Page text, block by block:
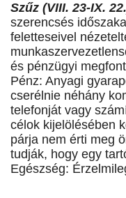
Szűz (VIII. 23-IX.
szerencsés
feletteseivel
és pénzügyi
Pénz: Anyagi
cserélnie néhány
telefonját vagy
célok kijelölésében
párja nem érti meg
tudják, hogy egy
Egészség: